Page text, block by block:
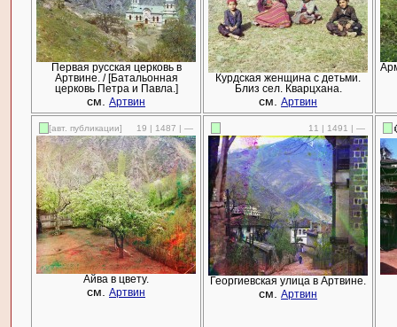
Первая русская церковь в
Артвине. / [Батальонная
церковь Петра и Павла.]
см. Артвин
Курдская женщина с детьми.
Близ сел. Кварцхана.
см. Артвин
[авт. публикации] 19 | 1487 | —
Айва в цвету.
см. Артвин
11 | 1491 | —
Георгиевская улица в Артвине.
см. Артвин